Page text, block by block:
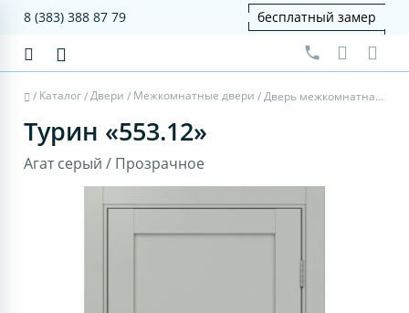
8 (383) 388 87 79 бесплатный замер
/ Каталог/Двери / Межкомнатные двери / Дверь межкомнатная Турин 553.12 - агат серый, прозрачное
Турин «553.12»
Агат серый / Прозрачное